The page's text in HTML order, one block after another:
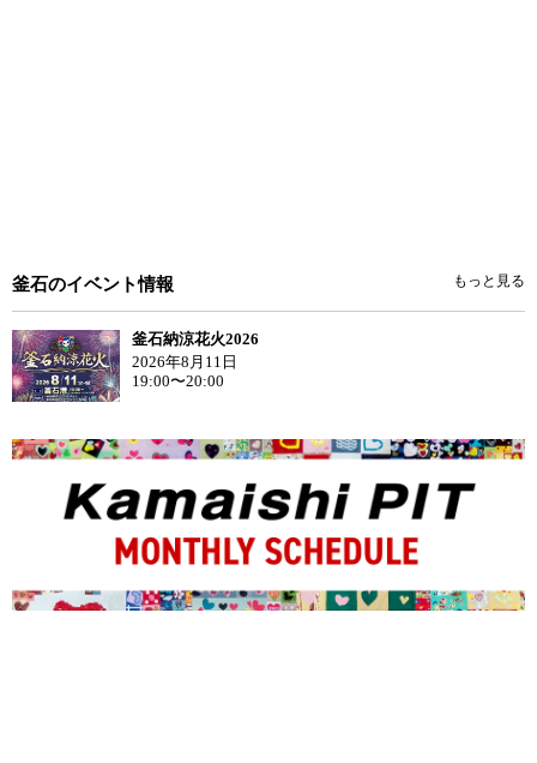
釜石のイベント情報 もっと見る
釜石納涼花火2026
2026年8月11日
19:00〜20:00